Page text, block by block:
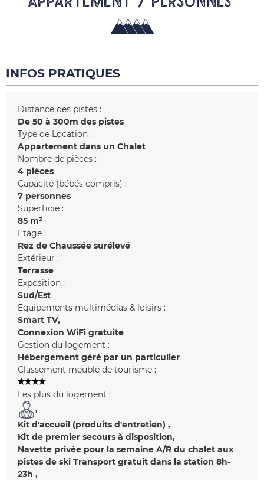
INFOS PRATIQUES
Distance des pistes :
De 50 à 300m des pistes
Type de Location :
Appartement dans un Chalet
Nombre de pièces :
4 pièces
Capacité (bébés compris) :
7 personnes
Superficie :
85 m²
Etage :
Rez de Chaussée surélevé
Extérieur :
Terrasse
Exposition :
Sud/Est
Equipements multimédias & loisirs :
Smart TV
Connexion WiFi gratuite
Gestion du logement :
Hébergement géré par un particulier
Classement meublé de tourisme :
Les plus du logement :
Kit d'accueil (produits d'entretien)
Kit de premier secours à disposition
Navette privée pour la semaine A/R du chalet aux
pistes de ski Transport gratuit dans la station 8h-
23h